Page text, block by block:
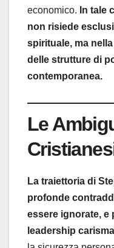
economico. In tale
non risiede
spirituale, ma
delle strutture di
contemporanea.
Le
La traiettoria di
profonde
essere ignorate, e
leadership